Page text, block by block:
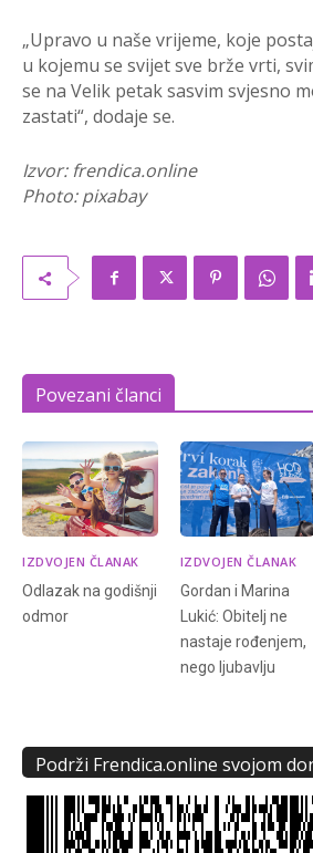
„Upravo u naše vrijeme, koje
u kojemu se svijet sve brže vrti,
se na Velik petak sasvim svjesno
zastati“, dodaje se.
Izvor: frendica.online
Photo: pixabay
Povezani članci
IZDVOJEN ČLANAK
Odlazak na godišnji
odmor
IZDVOJEN ČLANAK
Gordan i Marina
Lukić: Obitelj ne
nastaje rođenjem,
nego ljubavlju
Podrži Frendica.online svojom